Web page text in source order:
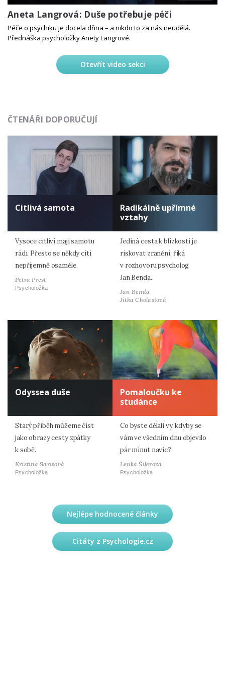
Aneta Langrová: Duše potřebuje péči
Péče o psychiku je docela dřina – a nikdo to za nás neudělá.
Přednáška psycholožky Anety Langrové.
Otevřít video sekci
ČTENÁŘI DOPORUČUJÍ
Citlivá samota
Vysoce citliví mají samotu
rádi. Přesto se někdy cítí
nepříjemně osaměle.
Petra Prest
Psycholožka
Radikálně upřímné
vztahy
Jediná cesta k blízkosti je
riskovat zranění, říká
v rozhovoru psycholog
Jan Benda.
Jan Benda
Jitka Cholastová
Odyssea duše
Starý příběh můžeme číst
jako obrazy cesty zpátky
k sobě.
Kristina Sarisová
Psycholožka
Pomaloučku ke
studánce
Co byste dělali vy, kdyby se
vám ve všedním dnu objevilo
pár minut navíc?
Lenka Šilerová
Psycholožka
Nejlépe hodnocené články
Citáty z Psychologie.cz